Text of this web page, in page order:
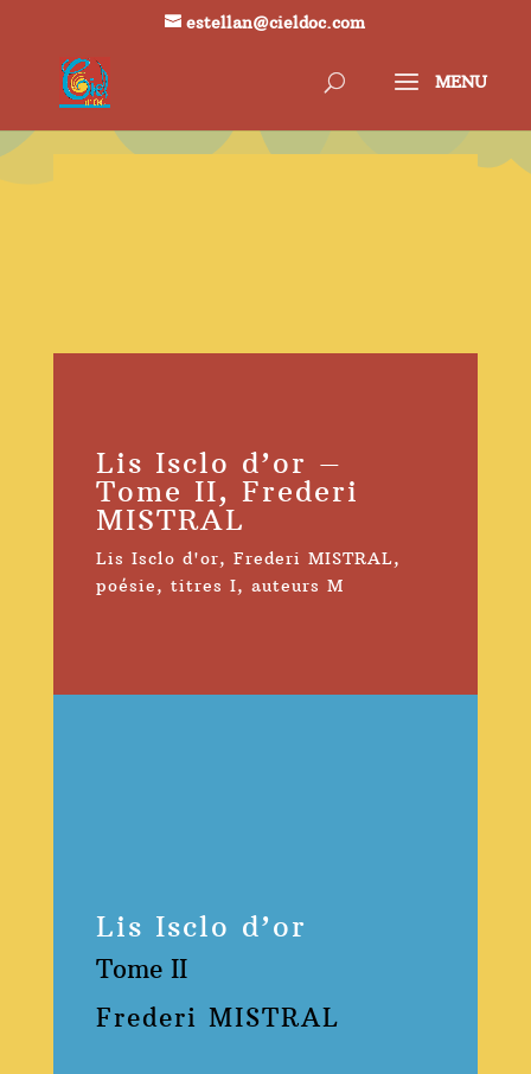
estellan@cieldoc.com
Lis Isclo d’or –
Tome II, Frederi
MISTRAL
Lis Isclo d'or, Frederi MISTRAL,
poésie, titres I, auteurs M
Lis Isclo d’or
Tome II
Frederi MISTRAL